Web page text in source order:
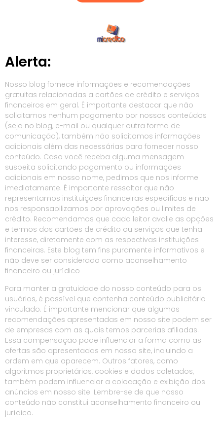
Alerta:
Nosso blog fornece informações e recomendações
gratuitas relacionadas a cartões de crédito e serviços
financeiros em geral. É importante destacar que não
solicitamos nenhum pagamento por nossos conteúdos
(seja no blog, e-mail ou qualquer outra forma de
comunicação), também não solicitamos informações
adicionais além das necessárias para fornecer nosso
conteúdo. Caso você receba alguma mensagem
suspeita solicitando pagamento ou informações
adicionais em nosso nome, pedimos que nos informe
imediatamente. É importante ressaltar que não
representamos instituições financeiras específicas e não
nos responsabilizamos por aprovações ou limites de
crédito. Recomendamos que cada leitor avalie as opções
e termos dos cartões de crédito ou serviços que tenha
interesse, diretamente com as respectivas instituições
financeiras. Este blog tem fins puramente informativos e
não deve ser considerado como aconselhamento
financeiro ou jurídico
Para manter a gratuidade do nosso conteúdo para os
usuários, é possível que contenha conteúdo publicitário
vinculado. É importante mencionar que algumas
recomendações apresentadas em nosso site podem ser
de empresas com as quais temos parcerias afiliadas.
Essa compensação pode influenciar a forma como as
ofertas são apresentadas em nosso site, incluindo a
ordem em que aparecem. Outros fatores, como
algoritmos proprietários, cookies e dados coletados,
também podem influenciar a colocação e exibição dos
anúncios em nosso site. Lembre-se de que nosso
conteúdo não constitui aconselhamento financeiro ou
jurídico.